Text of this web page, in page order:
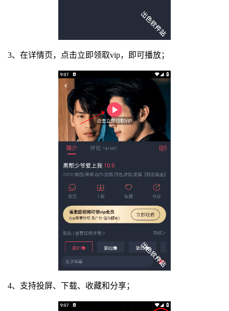
3、在详情页，点击立即领取vip，即可播放；
4、支持投屏、下载、收藏和分享；